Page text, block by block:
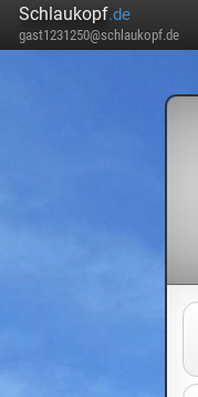
Schlaukopf.de
gast1231250@schlaukopf.de